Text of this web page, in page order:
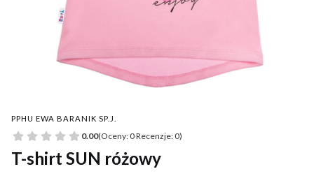
PPHU EWA BARANIK SP.J.
0.00(Oceny: 0 Recenzje: 0)
T-shirt SUN różowy